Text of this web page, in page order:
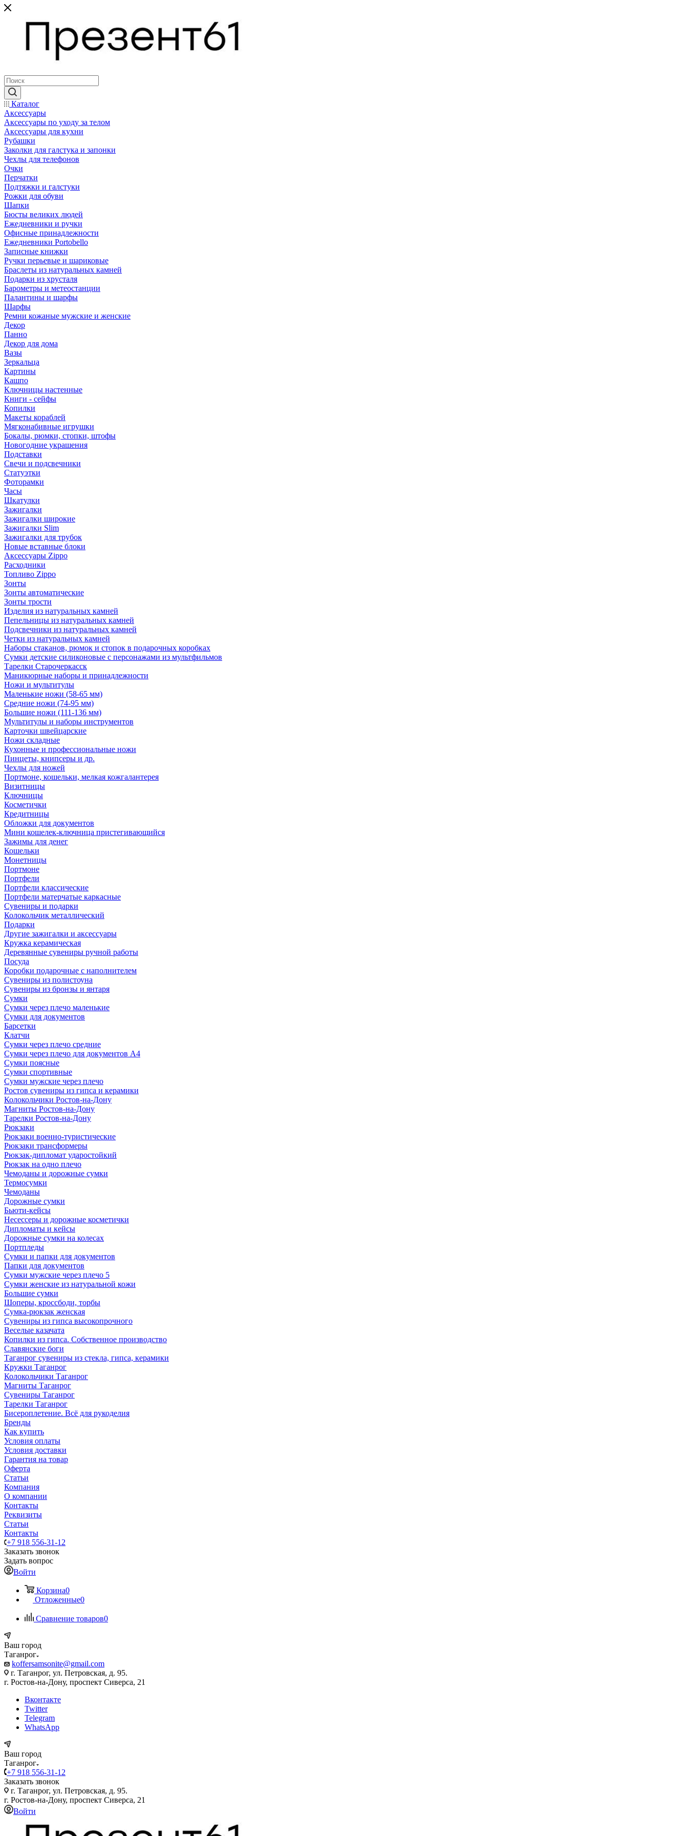
Каталог
Аксессуары
Аксессуары по уходу за телом
Аксессуары для кухни
Рубашки
Заколки для галстука и запонки
Чехлы для телефонов
Очки
Перчатки
Подтяжки и галстуки
Рожки для обуви
Шапки
Бюсты великих людей
Ежедневники и ручки
Офисные принадлежности
Ежедневники Portobello
Записные книжки
Ручки перьевые и шариковые
Браслеты из натуральных камней
Подарки из хрусталя
Барометры и метеостанции
Палантины и шарфы
Шарфы
Ремни кожаные мужские и женские
Декор
Панно
Декор для дома
Вазы
Зеркальца
Картины
Кашпо
Ключницы настенные
Книги - сейфы
Копилки
Макеты кораблей
Мягконабивные игрушки
Бокалы, рюмки, стопки, штофы
Новогодние украшения
Подставки
Свечи и подсвечники
Статуэтки
Фоторамки
Часы
Шкатулки
Зажигалки
Зажигалки широкие
Зажигалки Slim
Зажигалки для трубок
Новые вставные блоки
Аксессуары Zippo
Расходники
Топливо Zippo
Зонты
Зонты автоматические
Зонты трости
Изделия из натуральных камней
Пепельницы из натуральных камней
Подсвечники из натуральных камней
Четки из натуральных камней
Наборы стаканов, рюмок и стопок в подарочных коробках
Сумки детские силиконовые с персонажами из мультфильмов
Тарелки Старочеркасск
Маникюрные наборы и принадлежности
Ножи и мультитулы
Маленькие ножи (58-65 мм)
Средние ножи (74-95 мм)
Большие ножи (111-136 мм)
Мультитулы и наборы инструментов
Карточки швейцарские
Ножи складные
Кухонные и профессиональные ножи
Пинцеты, книпсеры и др.
Чехлы для ножей
Портмоне, кошельки, мелкая кожгалантерея
Визитницы
Ключницы
Косметички
Кредитницы
Обложки для документов
Мини кошелек-ключница пристегивающийся
Зажимы для денег
Кошельки
Монетницы
Портмоне
Портфели
Портфели классические
Портфели матерчатые каркасные
Сувениры и подарки
Колокольчик металлический
Подарки
Другие зажигалки и аксессуары
Кружка керамическая
Деревянные сувениры ручной работы
Посуда
Коробки подарочные с наполнителем
Сувениры из полистоуна
Сувениры из бронзы и янтаря
Сумки
Сумки через плечо маленькие
Сумки для документов
Барсетки
Клатчи
Сумки через плечо средние
Сумки через плечо для документов А4
Сумки поясные
Сумки спортивные
Сумки мужские через плечо
Ростов сувениры из гипса и керамики
Колокольчики Ростов-на-Дону
Магниты Ростов-на-Дону
Тарелки Ростов-на-Дону
Рюкзаки
Рюкзаки военно-туристические
Рюкзаки трансформеры
Рюкзак-дипломат ударостойкий
Рюкзак на одно плечо
Чемоданы и дорожные сумки
Термосумки
Чемоданы
Дорожные сумки
Бьюти-кейсы
Несессеры и дорожные косметички
Дипломаты и кейсы
Дорожные сумки на колесах
Портпледы
Сумки и папки для документов
Папки для документов
Сумки мужские через плечо 5
Сумки женские из натуральной кожи
Большие сумки
Шоперы, кроссбоди, торбы
Сумка-рюкзак женская
Сувениры из гипса высокопрочного
Веселые казачата
Копилки из гипса. Собственное производство
Славянские боги
Таганрог сувениры из стекла, гипса, керамики
Кружки Таганрог
Колокольчики Таганрог
Магниты Таганрог
Сувениры Таганрог
Тарелки Таганрог
Бисероплетение. Всё для рукоделия
Бренды
Как купить
Условия оплаты
Условия доставки
Гарантия на товар
Оферта
Статьи
Компания
О компании
Контакты
Реквизиты
Статьи
Контакты
+7 918 556-31-12
Заказать звонок
Задать вопрос
Войти
Корзина0
Отложенные0
Сравнение товаров0
Ваш город
Таганрог
koffersamsonite@gmail.com
г. Таганрог, ул. Петровская, д. 95.
г. Ростов-на-Дону, проспект Сиверса, 21
Вконтакте
Twitter
Telegram
WhatsApp
Ваш город
Таганрог
+7 918 556-31-12
Заказать звонок
г. Таганрог, ул. Петровская, д. 95.
г. Ростов-на-Дону, проспект Сиверса, 21
Войти